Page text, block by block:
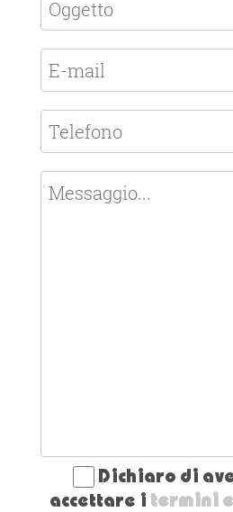
Dichiaro di
accettare i termini